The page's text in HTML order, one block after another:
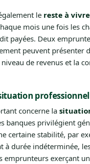
le reste à vivre
mois une fois les
payées. Deux
peuvent présenter
de revenus et la
concerne la
banques privilégient
certaine stabilité, par
à durée indéterminée,
emprunteurs exerçant